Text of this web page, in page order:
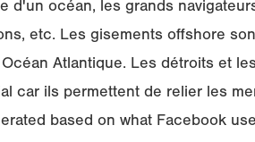
d'un océan, les grands
etc. Les gisements offshore
Atlantique. Les détroits et
car ils permettent de relier les
based on what Facebook